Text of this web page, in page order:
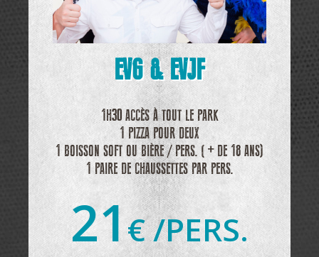
EVG & EVJF
1H30 ACCÈS À TOUT LE PARK
1 PIZZA POUR DEUX
1 BOISSON SOFT OU BIÈRE / PERS. ( + DE 18 ANS)
1 PAIRE DE CHAUSSETTES PAR PERS.
21€ /PERS.